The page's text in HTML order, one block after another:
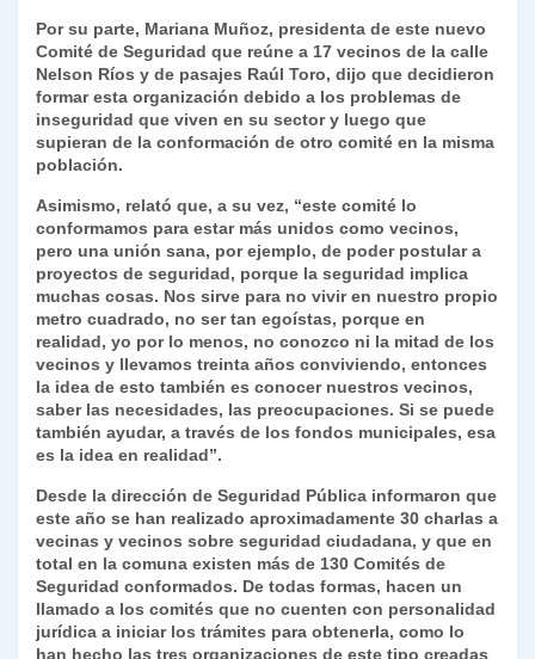
Por su parte, Mariana Muñoz, presidenta de este nuevo
Comité de Seguridad que reúne a 17 vecinos de la calle
Nelson Ríos y de pasajes Raúl Toro, dijo que decidieron
formar esta organización debido a los problemas de
inseguridad que viven en su sector y luego que
supieran de la conformación de otro comité en la misma
población.
Asimismo, relató que, a su vez, “este comité lo
conformamos para estar más unidos como vecinos,
pero una unión sana, por ejemplo, de poder postular a
proyectos de seguridad, porque la seguridad implica
muchas cosas. Nos sirve para no vivir en nuestro propio
metro cuadrado, no ser tan egoístas, porque en
realidad, yo por lo menos, no conozco ni la mitad de los
vecinos y llevamos treinta años conviviendo, entonces
la idea de esto también es conocer nuestros vecinos,
saber las necesidades, las preocupaciones. Si se puede
también ayudar, a través de los fondos municipales, esa
es la idea en realidad”.
Desde la dirección de Seguridad Pública informaron que
este año se han realizado aproximadamente 30 charlas a
vecinas y vecinos sobre seguridad ciudadana, y que en
total en la comuna existen más de 130 Comités de
Seguridad conformados. De todas formas, hacen un
llamado a los comités que no cuenten con personalidad
jurídica a iniciar los trámites para obtenerla, como lo
han hecho las tres organizaciones de este tipo creadas